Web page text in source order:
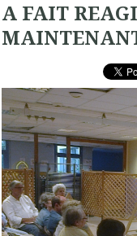
A FAIT